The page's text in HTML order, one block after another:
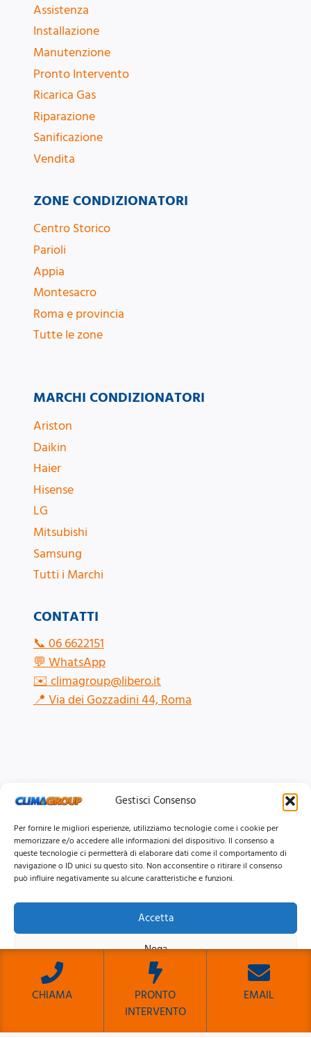
Gestisci Consenso
Per fornire le migliori esperienze, utilizziamo tecnologie come i cookie per
memorizzare e/o accedere alle informazioni del dispositivo. Il consenso a
queste tecnologie ci permetterà di elaborare dati come il comportamento di
navigazione o ID unici su questo sito. Non acconsentire o ritirare il consenso
può influire negativamente su alcune caratteristiche e funzioni.
Accetta
Nega
Visualizza le preferenze
Cookie PolicyPrivacy Policy
ZONE CONDIZIONATORI
Centro Storico
Parioli
Appia
Montesacro
Roma e provincia
Tutte le zone
Assistenza
Installazione
Manutenzione
Pronto Intervento
Ricarica Gas
Riparazione
Sanificazione
Vendita
CONTATTI
📞06 6622151
💬WhatsApp
✉️climagroup@libero.it
📍Via dei Gozzadini 44, Roma
MARCHI CONDIZIONATORI
Ariston
Daikin
Haier
Hisense
LG
Mitsubishi
Samsung
Tutti i Marchi
© 2026 Clima Group Impianti Srls P.IVA: 17771951005
Privacy
CookiePolicy | Mappa del Sito
CHIAMA
PRONTO
INTERVENTO
EMAIL